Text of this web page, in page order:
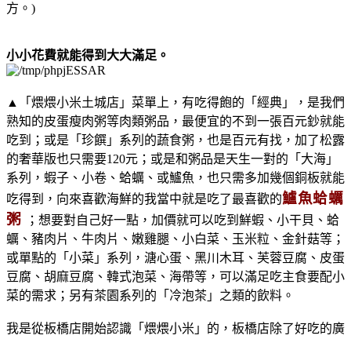
方。)
小小花費就能得到大大滿足。
▲「煨煨小米土城店」菜單上，有吃得飽的「經典」，是我們
熟知的皮蛋瘦肉粥等肉類粥品，最便宜的不到一張百元鈔就能
吃到；或是「珍饌」系列的蔬食粥，也是百元有找，加了松露
的奢華版也只需要120元；或是和粥品是天生一對的「大海」
系列，蝦子、小卷、蛤蠣、或鱸魚，也只需多加幾個銅板就能
吃得到，向來喜歡海鮮的我當中就是吃了最喜歡的鱸魚蛤蠣
粥
；想要對自己好一點，加價就可以吃到鮮蝦、小干貝、蛤
蠣、豬肉片、牛肉片、嫩雞腿、小白菜、玉米粒、金針菇等；
或單點的「小菜」系列，溏心蛋、黑川木耳、芙蓉豆腐、皮蛋
豆腐、胡麻豆腐、韓式泡菜、海帶等，可以滿足吃主食要配小
菜的需求；另有茶園系列的「冷泡茶」之類的飲料。
我是從板橋店開始認識「煨煨小米」的，板橋店除了好吃的廣